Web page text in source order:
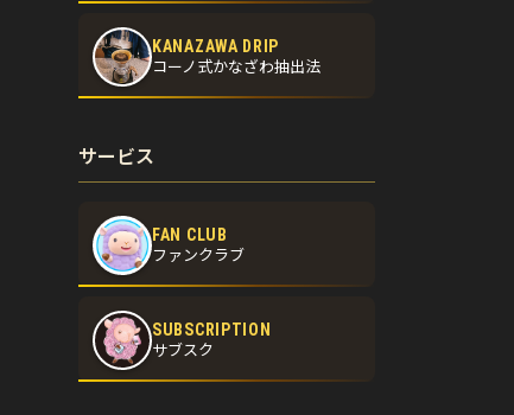
KANAZAWA DRIP
コーノ式かなざわ抽出法
サービス
FAN CLUB
ファンクラブ
SUBSCRIPTION
サブスク